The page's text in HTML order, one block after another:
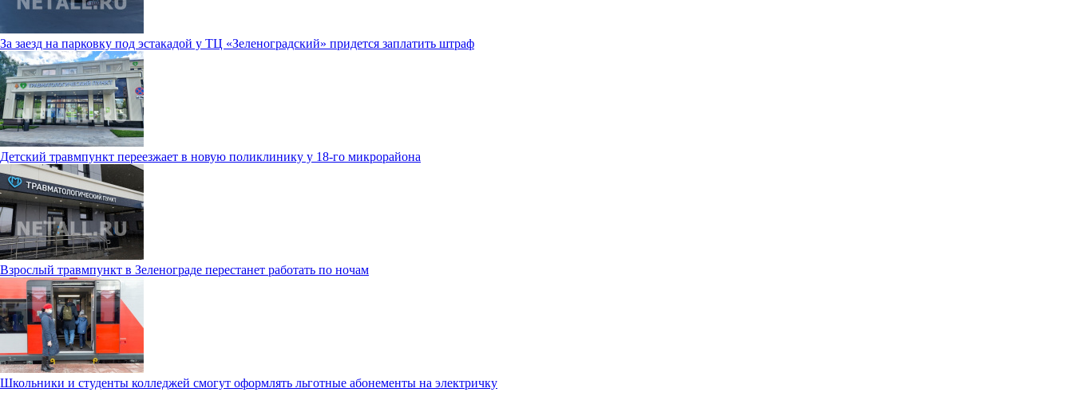
За заезд на парковку под эстакадой у ТЦ «Зеленоградский» придется заплатить штраф
Детский травмпункт переезжает в новую поликлинику у 18-го микрорайона
Взрослый травмпункт в Зеленограде перестанет работать по ночам
Школьники и студенты колледжей смогут оформлять льготные абонементы на электричку